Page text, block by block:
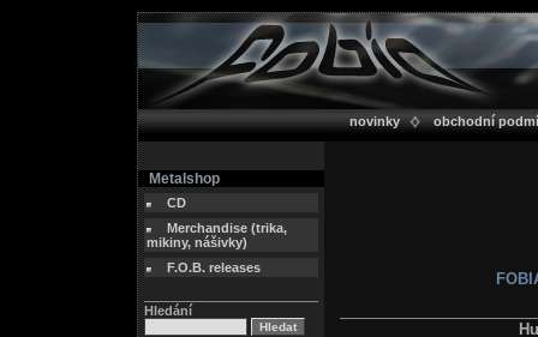
novinky obchodní
Metalshop
CD
Merchandise (trika,
mikiny, nášivky)
F.O.B. releases
Hledání